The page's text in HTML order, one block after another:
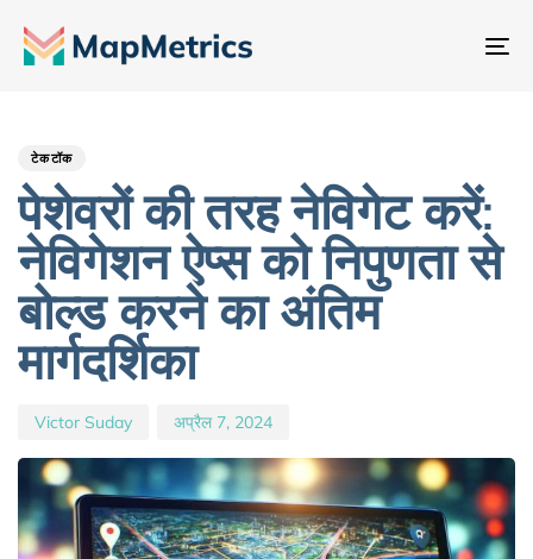
टेकटॉक
पेशेवरों की तरह नेविगेट करें:
नेविगेशन ऐप्स को निपुणता से
बोल्ड करने का अंतिम
मार्गदर्शिका
Victor Suday अप्रैल 7, 2024